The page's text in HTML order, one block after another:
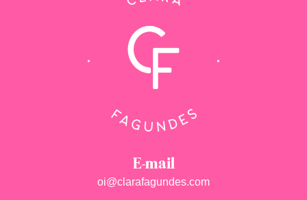
E-mail
oi@clarafagundes.com